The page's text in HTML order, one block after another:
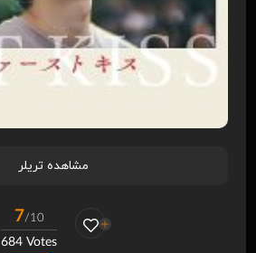
مشاهده تریلر
7/10
684 Votes